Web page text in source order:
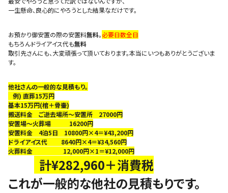
一生懸命、良心的にやろうとした結果なだけです。
お預かり御安置の際の安置料無料。必要日数全日
もちろんドライアイス代も無料
取引先さんにも、大変頑張って頂いております。本当にいつもありがとうございま
す。
他社さんの一般的な見積もり。
例) 直葬15万円
基本15万円(棺＋骨壷)
搬送料金 ご逝去場所〜安置所 27000円
安置場〜火葬場 16200円
安置料金 4泊5日 10800円×4＝¥43,200円
ドライアイス代 8640円×4＝¥34,560円
火葬料金 12,000円×1＝¥12,000円
計¥282,960＋消費税
これが一般的な他社の見積もりです。